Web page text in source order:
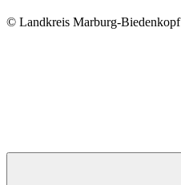
© Landkreis Marburg-Biedenkopf